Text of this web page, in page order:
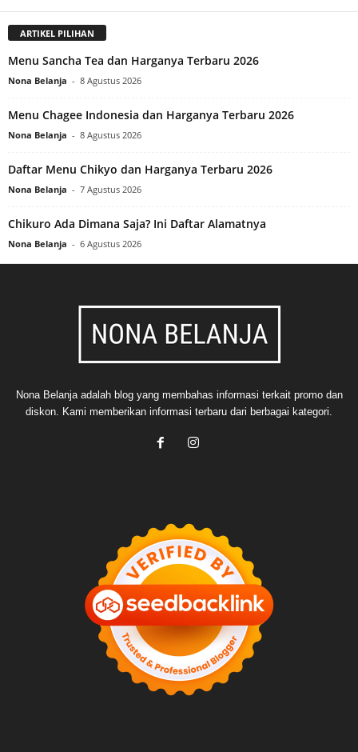
ARTIKEL PILIHAN
Menu Sancha Tea dan Harganya Terbaru 2026
Nona Belanja - 8 Agustus 2026
Menu Chagee Indonesia dan Harganya Terbaru 2026
Nona Belanja - 8 Agustus 2026
Daftar Menu Chikyo dan Harganya Terbaru 2026
Nona Belanja - 7 Agustus 2026
Chikuro Ada Dimana Saja? Ini Daftar Alamatnya
Nona Belanja - 6 Agustus 2026
Nona Belanja adalah blog yang membahas informasi terkait promo dan
diskon. Kami memberikan informasi terbaru dari berbagai kategori.